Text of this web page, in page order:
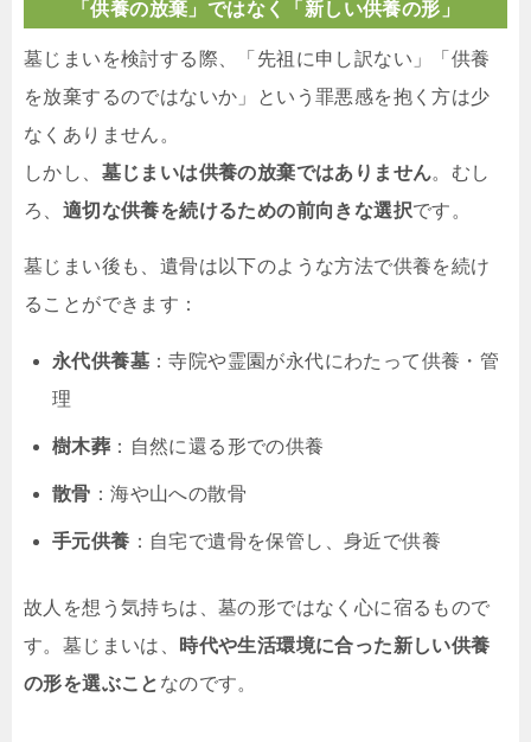
「供養の放棄」ではなく「新しい供養の形」
墓じまいを検討する際、「先祖に申し訳ない」「供養
を放棄するのではないか」という罪悪感を抱く方は少
なくありません。
しかし、 墓じまいは供養の放棄ではありません。むし
ろ、 適切な供養を続けるための前向きな選択です。
墓じまい後も、遺骨は以下のような方法で供養を続け
ることができます：
永代供養墓 ：寺院や霊園が永代にわたって供養・管
理
樹木葬 ：自然に還る形での供養
散骨 ：海や山への散骨
手元供養 ：自宅で遺骨を保管し、身近で供養
故人を想う気持ちは、墓の形ではなく心に宿るもので
す。墓じまいは、
時代や生活環境に合った新しい供養
の形を選ぶこと なのです。